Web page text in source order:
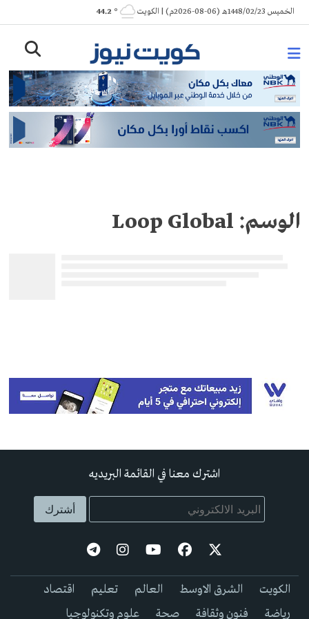
Skip
to
الخميس 1448/02/23هـ (06-08-2026م) | الكويت ° 44.2
الوسم: Loop Global
اشترك معنا في القائمة البريديه
الكويت الشرق الاوسط العالم تعليم
اقتصاد
رياضة
فنون وثقافة صحة علوم وتكنولوجيا